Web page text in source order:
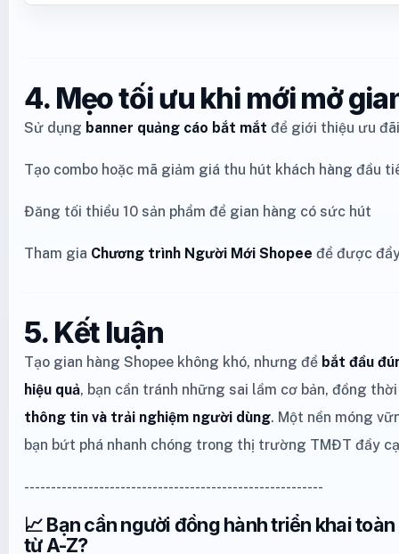
4. Mẹo tối ưu khi mới mở
Sử dụng banner quảng cáo bắt mắt để giới thiệu ưu đãi
Tạo combo hoặc mã giảm giá thu hút khách hàng đầu
Đăng tối thiểu 10 sản phẩm để gian hàng có sức hút
Tham gia Chương trình Người Mới Shopee để được
5. Kết luận
Tạo gian hàng Shopee không khó, nhưng để bắt đầu
hiệu quả, bạn cần tránh những sai lầm cơ bản, đồng
thông tin và trải nghiệm người dùng. Một nền móng
bạn bứt phá nhanh chóng trong thị trường TMĐT đầy
--------------------------------------------------------
📈 Bạn cần người đồng hành triển khai
từ A-Z?